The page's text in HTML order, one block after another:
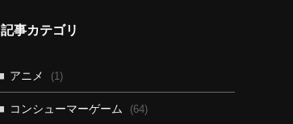
記事カテゴリ
アニメ (1)
コンシューマーゲーム (64)